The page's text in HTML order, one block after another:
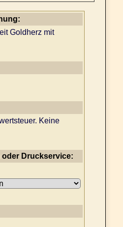
Goldherz mit
Keine
Druckservice: